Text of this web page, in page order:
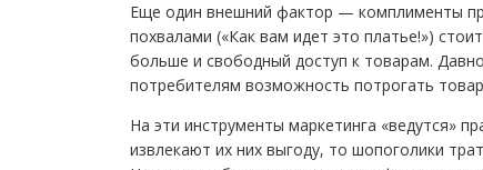
Еще один внешний фактор — комплименты
похвалами («Как вам идет это платье!»)
больше и свободный доступ к товарам.
потребителям возможность потрогать
На эти инструменты маркетинга «ведутся»
извлекают их них выгоду, то шопоголики